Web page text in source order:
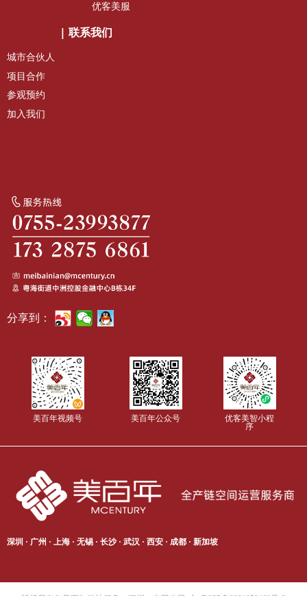
优客美服
深圳 · 广州 · 上海 · 无锡 · 长沙 · 武汉 · 西安 · 成都 · 新加坡
美百年公众号
美百年视频号
优客美智小程
序
城市合伙人
项目合作
参观预约
加入我们
| 联系我们
分享到：